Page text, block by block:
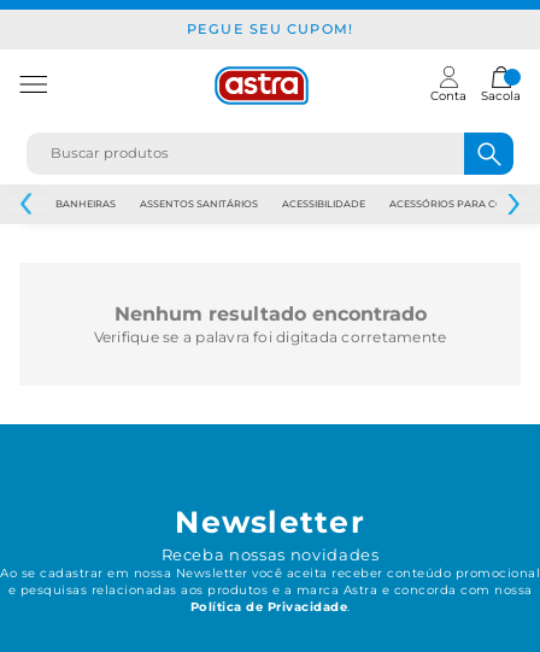
PEGUE SEU CUPOM!
Conta Sacola
JAPI BANHEIRAS ASSENTOS SANITÁRIOS ACESSIBILIDADE ACESSÓRIOS PARA
Nenhum resultado encontrado
Verifique se a palavra foi digitada corretamente
Newsletter
Receba nossas novidades
Ao se cadastrar em nossa Newsletter você aceita receber conteúdo promocional
e pesquisas relacionadas aos produtos e a marca Astra e concorda com nossa
Política de Privacidade.